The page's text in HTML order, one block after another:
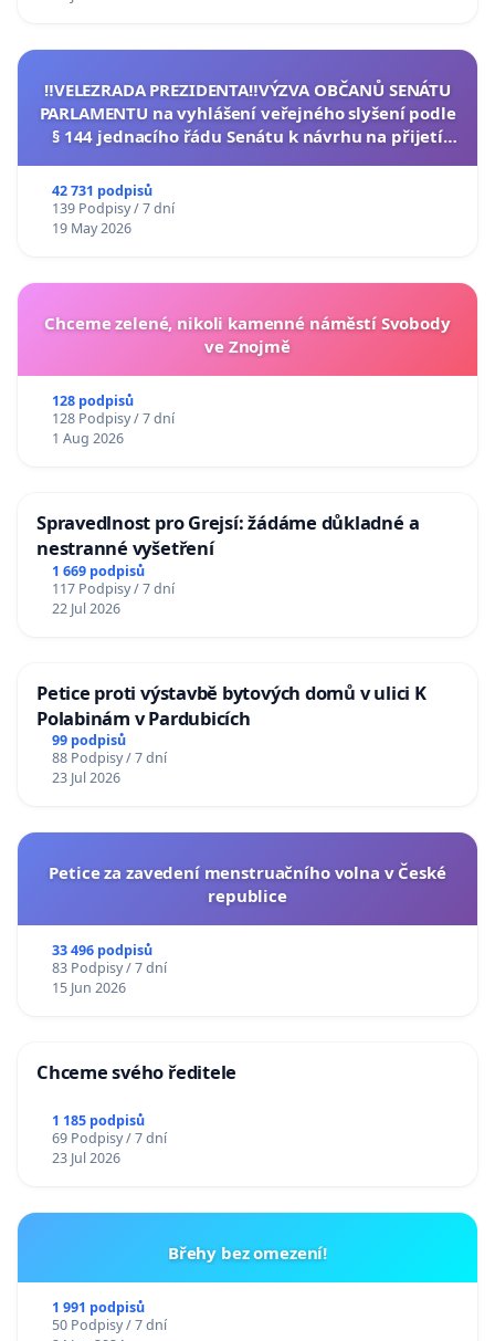
‼️VELEZRADA PREZIDENTA‼️VÝZVA OBČANŮ SENÁTU
PARLAMENTU na vyhlášení veřejného slyšení podle
§ 144 jednacího řádu Senátu k návrhu na přijetí
42 731 podpisů
139 Podpisy / 7 dní
19 May 2026
Chceme zelené, nikoli kamenné náměstí Svobody
ve Znojmě
128 podpisů
128 Podpisy / 7 dní
1 Aug 2026
Spravedlnost pro Grejsí: žádáme důkladné a
nestranné vyšetření
1 669 podpisů
117 Podpisy / 7 dní
22 Jul 2026
Petice proti výstavbě bytových domů v ulici K
Polabinám v Pardubicích
99 podpisů
88 Podpisy / 7 dní
23 Jul 2026
Petice za zavedení menstruačního volna v České
republice
33 496 podpisů
83 Podpisy / 7 dní
15 Jun 2026
Chceme svého ředitele
1 185 podpisů
69 Podpisy / 7 dní
23 Jul 2026
Břehy bez omezení!
1 991 podpisů
50 Podpisy / 7 dní